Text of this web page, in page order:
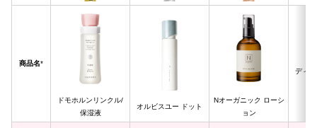
商品名*
ドモホルンリンクル/
保湿液
オルビスユー ドット
Nオーガニック ローシ
ョン
ディ